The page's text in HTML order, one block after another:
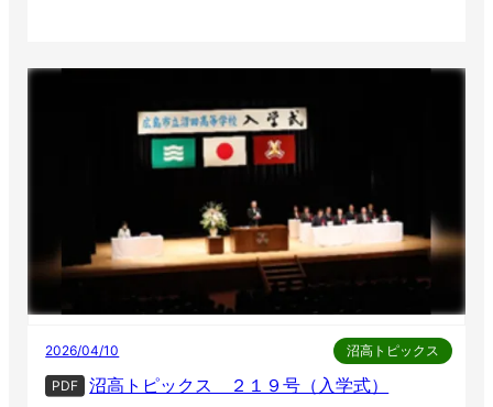
2026/04/10 沼高トピックス
PDF 沼高トピックス ２１９号（入学式）